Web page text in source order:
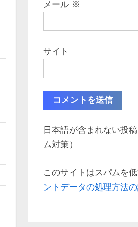
メール ※
サイト
日本語が含まれない投
ム対策）
このサイトはスパムを
ントデータの処理方法